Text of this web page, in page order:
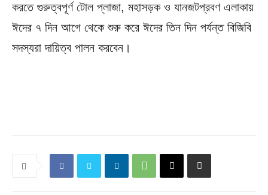
করতে গুরুত্বপূর্ণ টোল প্লাজা, মহাসড়ক ও যানজটপ্রবণ এলাকায়
ঈদের ৭ দিন আগে থেকে শুরু করে ঈদের তিন দিন পর্যন্ত বিজিবি
সদস্যরা দায়িত্ব পালন করবেন।